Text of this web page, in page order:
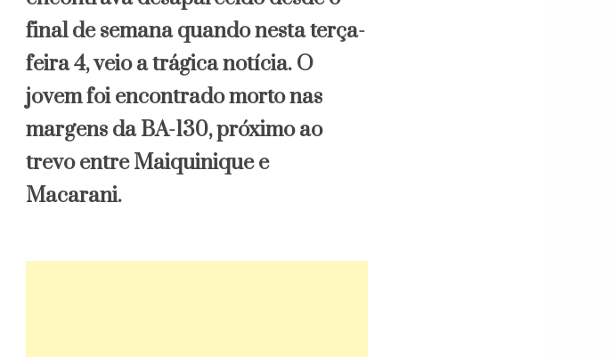
final de semana quando nesta terça-
feira 4, veio a trágica notícia. O
jovem foi encontrado morto nas
margens da BA-130, próximo ao
trevo entre Maiquinique e
Macarani.